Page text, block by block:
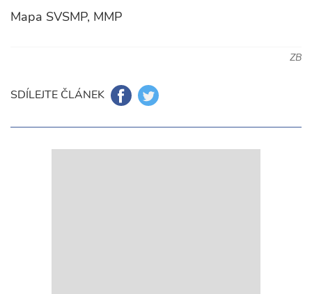
Mapa SVSMP, MMP
ZB
SDÍLEJTE ČLÁNEK